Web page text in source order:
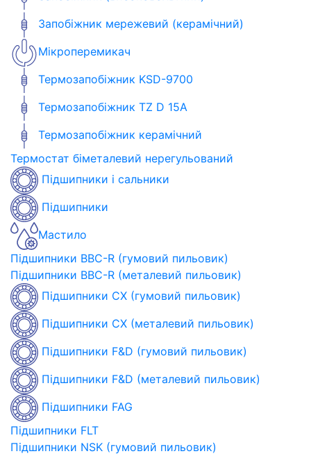
Запобіжник мережевий (керамічний)
Мікроперемикач
Термозапобіжник KSD-9700
Термозапобіжник TZ D 15A
Термозапобіжник керамічний
Термостат біметалевий нерегульований
Підшипники і сальники
Підшипники
Мастило
Підшипники BBC-R (гумовий пильовик)
Підшипники BBC-R (металевий пильовик)
Підшипники CX (гумовий пильовик)
Підшипники CX (металевий пильовик)
Підшипники F&D (гумовий пильовик)
Підшипники F&D (металевий пильовик)
Підшипники FAG
Підшипники FLT
Підшипники NSK (гумовий пильовик)